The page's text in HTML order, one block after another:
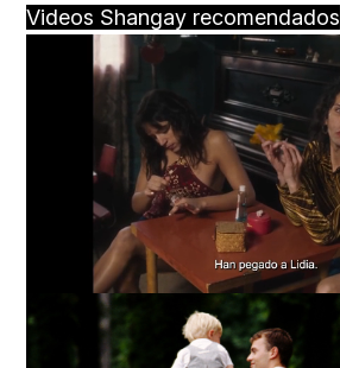
Videos Shangay recomendados
Unmute Loaded:
57.99%